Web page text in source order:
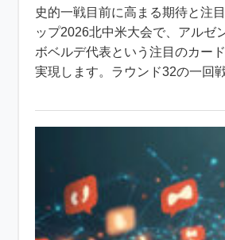
史的一戦目前に高まる期待と注
ップ2026北中米大会で、アルゼ
ボベルデ代表という注目のカー
実現します。ラウンド32の一回